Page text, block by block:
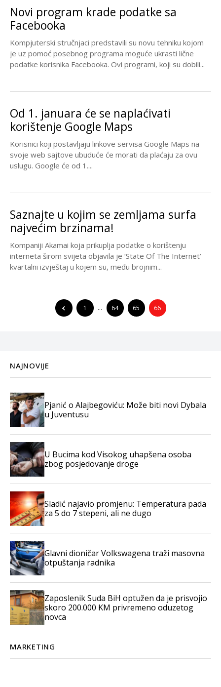
Novi program krade podatke sa
Facebooka
Kompjuterski stručnjaci predstavili su novu tehniku kojom
je uz pomoć posebnog programa moguće ukrasti lične
podatke korisnika Facebooka. Ovi programi, koji su dobili...
Od 1. januara će se naplaćivati
korištenje Google Maps
Korisnici koji postavljaju linkove servisa Google Maps na
svoje web sajtove ubuduće će morati da plaćaju za ovu
uslugu. Google će od 1....
Saznajte u kojim se zemljama surfa
najvećim brzinama!
Kompaniji Akamai koja prikuplja podatke o korištenju
interneta širom svijeta objavila je ‘State Of The Internet’
kvartalni izvještaj u kojem su, među brojnim...
1 … 64 65 66
NAJNOVIJE
Pjanić o Alajbegoviću: Može biti novi Dybala
u Juventusu
U Bucima kod Visokog uhapšena osoba
zbog posjedovanje droge
Sladić najavio promjenu: Temperatura pada
za 5 do 7 stepeni, ali ne dugo
Glavni dioničar Volkswagena traži masovna
otpuštanja radnika
Zaposlenik Suda BiH optužen da je prisvojio
skoro 200.000 KM privremeno oduzetog
novca
MARKETING